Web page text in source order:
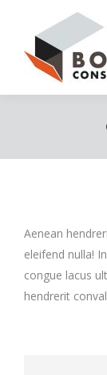
Aenean
eleifend nulla!
congue lacus
hendrerit